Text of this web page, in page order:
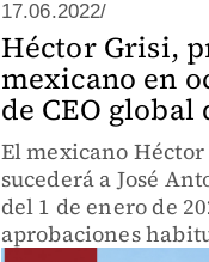
17.06.2022/
Héctor Grisi,
mexicano en
de CEO global
El mexicano
sucederá a José
del 1 de enero de
aprobaciones